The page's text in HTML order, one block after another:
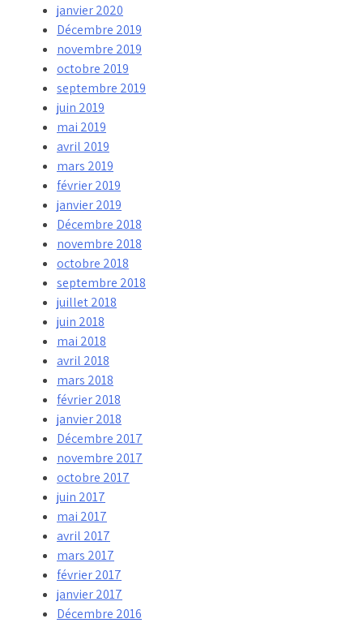
janvier 2020
Décembre 2019
novembre 2019
octobre 2019
septembre 2019
juin 2019
mai 2019
avril 2019
mars 2019
février 2019
janvier 2019
Décembre 2018
novembre 2018
octobre 2018
septembre 2018
juillet 2018
juin 2018
mai 2018
avril 2018
mars 2018
février 2018
janvier 2018
Décembre 2017
novembre 2017
octobre 2017
juin 2017
mai 2017
avril 2017
mars 2017
février 2017
janvier 2017
Décembre 2016